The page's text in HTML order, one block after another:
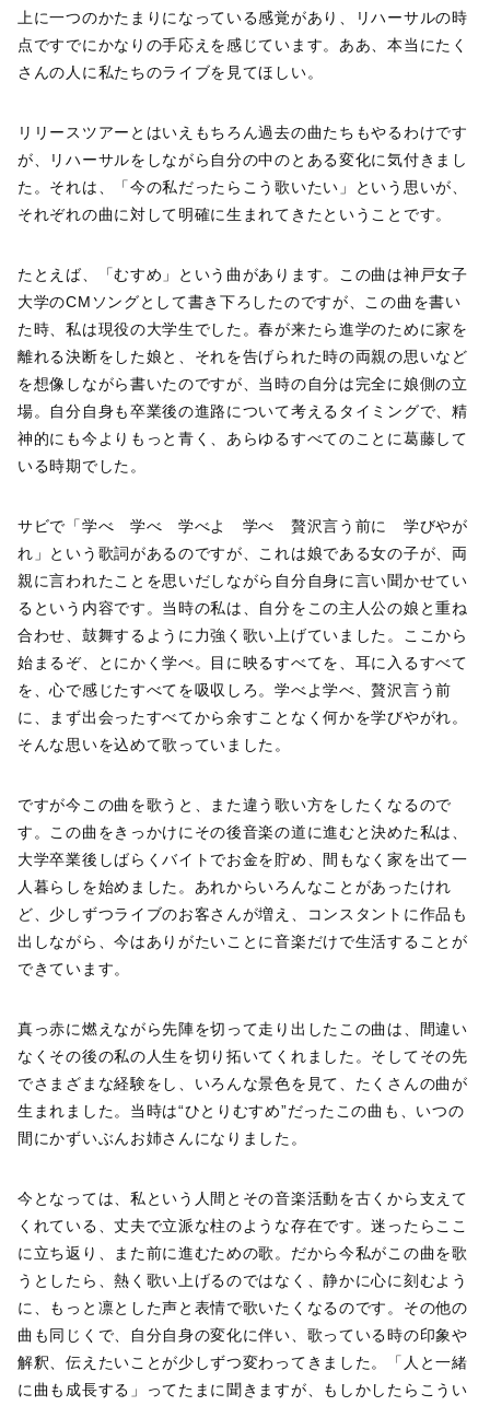
上に一つのかたまりになっている感覚があり、リハーサルの時
点ですでにかなりの手応えを感じています。ああ、本当にたく
さんの人に私たちのライブを見てほしい。
リリースツアーとはいえもちろん過去の曲たちもやるわけです
が、リハーサルをしながら自分の中のとある変化に気付きまし
た。それは、「今の私だったらこう歌いたい」という思いが、
それぞれの曲に対して明確に生まれてきたということです。
たとえば、「むすめ」という曲があります。この曲は神戸女子
大学のCMソングとして書き下ろしたのですが、この曲を書い
た時、私は現役の大学生でした。春が来たら進学のために家を
離れる決断をした娘と、それを告げられた時の両親の思いなど
を想像しながら書いたのですが、当時の自分は完全に娘側の立
場。自分自身も卒業後の進路について考えるタイミングで、精
神的にも今よりもっと青く、あらゆるすべてのことに葛藤して
いる時期でした。
サビで「学べ 学べ 学べよ 学べ 贅沢言う前に 学びやが
れ」という歌詞があるのですが、これは娘である女の子が、両
親に言われたことを思いだしながら自分自身に言い聞かせてい
るという内容です。当時の私は、自分をこの主人公の娘と重ね
合わせ、鼓舞するように力強く歌い上げていました。ここから
始まるぞ、とにかく学べ。目に映るすべてを、耳に入るすべて
を、心で感じたすべてを吸収しろ。学べよ学べ、贅沢言う前
に、まず出会ったすべてから余すことなく何かを学びやがれ。
そんな思いを込めて歌っていました。
ですが今この曲を歌うと、また違う歌い方をしたくなるので
す。この曲をきっかけにその後音楽の道に進むと決めた私は、
大学卒業後しばらくバイトでお金を貯め、間もなく家を出て一
人暮らしを始めました。あれからいろんなことがあったけれ
ど、少しずつライブのお客さんが増え、コンスタントに作品も
出しながら、今はありがたいことに音楽だけで生活することが
できています。
真っ赤に燃えながら先陣を切って走り出したこの曲は、間違い
なくその後の私の人生を切り拓いてくれました。そしてその先
でさまざまな経験をし、いろんな景色を見て、たくさんの曲が
生まれました。当時は“ひとりむすめ”だったこの曲も、いつの
間にかずいぶんお姉さんになりました。
今となっては、私という人間とその音楽活動を古くから支えて
くれている、丈夫で立派な柱のような存在です。迷ったらここ
に立ち返り、また前に進むための歌。だから今私がこの曲を歌
うとしたら、熱く歌い上げるのではなく、静かに心に刻むよう
に、もっと凛とした声と表情で歌いたくなるのです。その他の
曲も同じくで、自分自身の変化に伴い、歌っている時の印象や
解釈、伝えたいことが少しずつ変わってきました。「人と一緒
に曲も成長する」ってたまに聞きますが、もしかしたらこうい